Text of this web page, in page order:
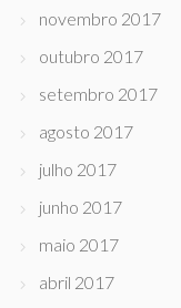
novembro 2017
outubro 2017
setembro 2017
agosto 2017
julho 2017
junho 2017
maio 2017
abril 2017